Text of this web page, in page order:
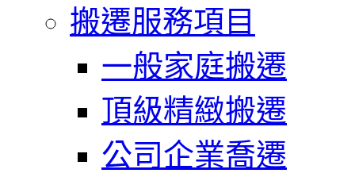
搬遷服務項目
一般家庭搬遷
頂級精緻搬遷
公司企業喬遷